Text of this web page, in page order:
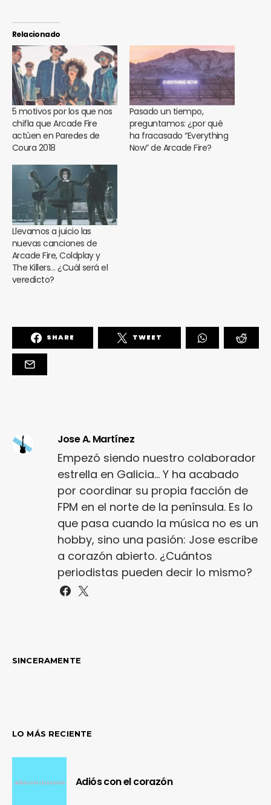
Relacionado
5 motivos por los que nos
chifla que Arcade Fire
actúen en Paredes de
Coura 2018
Pasado un tiempo,
preguntamos: ¿por qué
ha fracasado “Everything
Now” de Arcade Fire?
Llevamos a juicio las
nuevas canciones de
Arcade Fire, Coldplay y
The Killers… ¿Cuál será el
veredicto?
SHARE TWEET
Jose A. Martínez
Empezó siendo nuestro colaborador
estrella en Galicia... Y ha acabado
por coordinar su propia facción de
FPM en el norte de la península. Es lo
que pasa cuando la música no es un
hobby, sino una pasión: Jose escribe
a corazón abierto. ¿Cuántos
periodistas pueden decir lo mismo?
SINCERAMENTE
LO MÁS RECIENTE
Adiós con el corazón